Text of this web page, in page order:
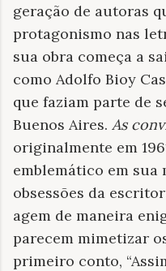
geração de autoras
protagonismo nas
sua obra começa a
como Adolfo Bioy
que faziam parte de
Buenos Aires. As
originalmente em
emblemático em
obsessões da
agem de maneira
parecem mimetizar
primeiro conto,